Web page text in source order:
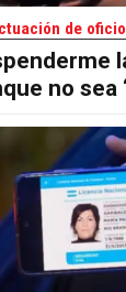
de
no sea